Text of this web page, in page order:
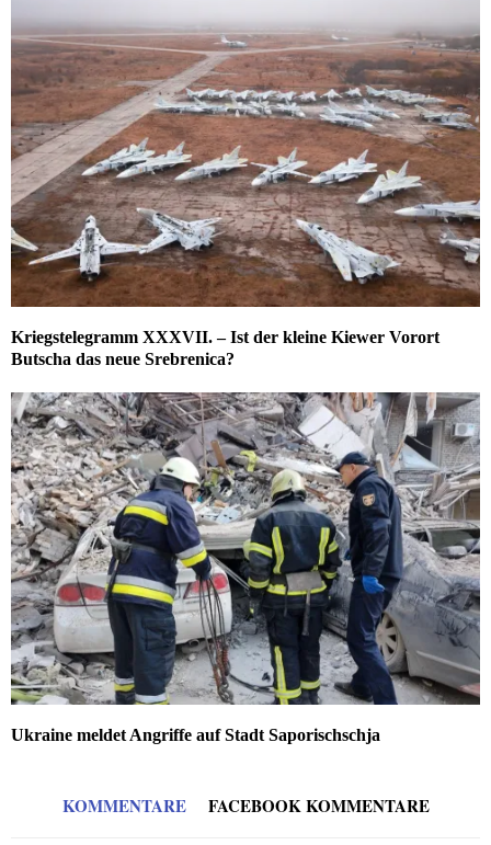
Kriegstelegramm XXXVII. – Ist der kleine Kiewer Vorort
Butscha das neue Srebrenica?
Ukraine meldet Angriffe auf Stadt Saporischschja
KOMMENTARE FACEBOOK KOMMENTARE